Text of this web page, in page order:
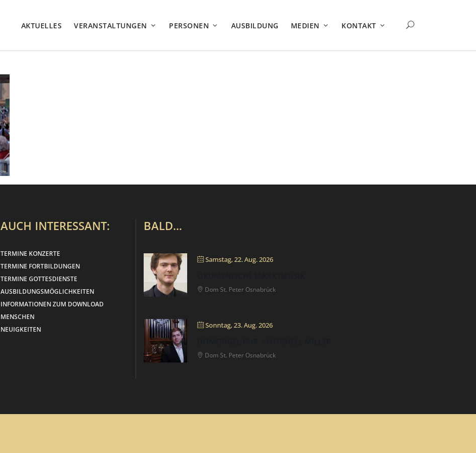
AKTUELLES VERANSTALTUNGEN PERSONEN AUSBILDUNG MEDIEN KONTAKT
AUCH INTERESSANT:
TERMINE KONZERTE
TERMINE FORTBILDUNGEN
TERMINE GOTTESDIENSTE
AUSBILDUNGSMÖGLICHKEITEN
INFORMATIONEN ZUM DOWNLOAD
MENSCHEN
NEUIGKEITEN
BALD…
Samstag, 22. Aug. 2026
Dom St. Peter Osnabrück
Sonntag, 23. Aug. 2026
Dom St. Peter Osnabrück